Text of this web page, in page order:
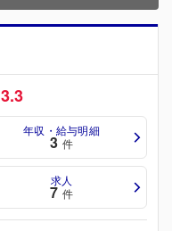
3.3
年収・給与明細
3 件
求人
7 件